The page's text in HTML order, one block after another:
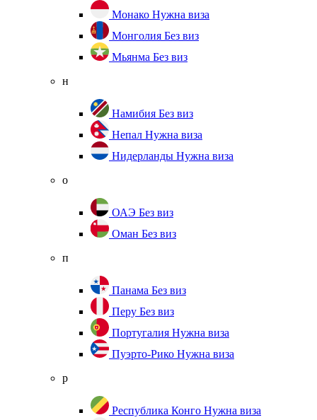
Монако Нужна виза
Монголия Без виз
Мьянма Без виз
н
Намибия Без виз
Непал Нужна виза
Нидерланды Нужна виза
о
ОАЭ Без виз
Оман Без виз
п
Панама Без виз
Перу Без виз
Португалия Нужна виза
Пуэрто-Рико Нужна виза
р
Республика Конго Нужна виза